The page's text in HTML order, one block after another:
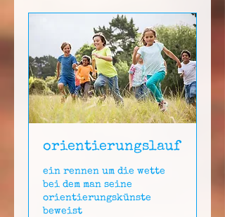
orientierungslauf
ein rennen um die wette
bei dem man seine
orientierungskünste
beweist